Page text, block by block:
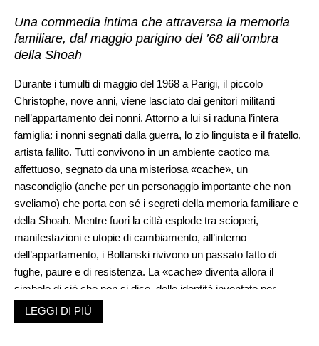
Una commedia intima che attraversa la memoria
familiare, dal maggio parigino del ’68 all’ombra
della Shoah
Durante i tumulti di maggio del 1968 a Parigi, il piccolo
Christophe, nove anni, viene lasciato dai genitori militanti
nell’appartamento dei nonni. Attorno a lui si raduna l’intera
famiglia: i nonni segnati dalla guerra, lo zio linguista e il fratello,
artista fallito. Tutti convivono in un ambiente caotico ma
affettuoso, segnato da una misteriosa «cache», un
nascondiglio (anche per un personaggio importante che non
sveliamo) che porta con sé i segreti della memoria familiare e
della Shoah. Mentre fuori la città esplode tra scioperi,
manifestazioni e utopie di cambiamento, all’interno
dell’appartamento, i Boltanski rivivono un passato fatto di
fughe, paure e di resistenza. La «cache» diventa allora il
simbolo di ciò che non si dice, delle identità inventate per
sopravvivere, delle radici mai completamente rivelate.
Un’interessante pellicola – intitolata
LEGGI DI PIÙ